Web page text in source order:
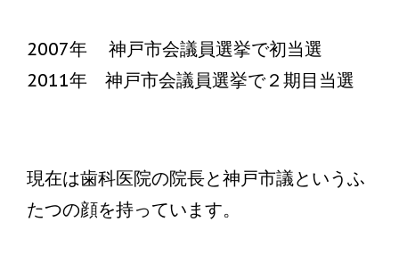
2007年 神戸市会議員選挙で初当選
2011年 神戸市会議員選挙で２期目当選
現在は歯科医院の院長と神戸市議というふ
たつの顔を持っています。